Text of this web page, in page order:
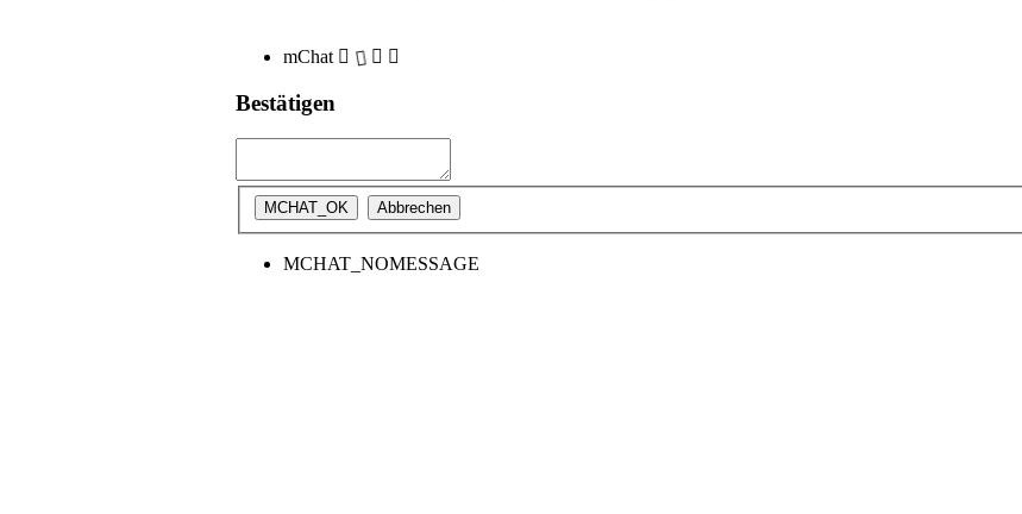
mChat
Bestätigen
MCHAT_NOMESSAGE